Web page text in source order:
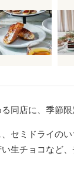
同店に、季節
セミドライの
生チョコなど